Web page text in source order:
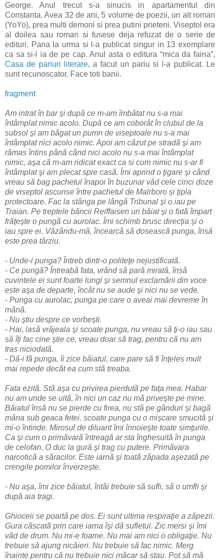
George. Anul trecut s-a sinucis in apartamentul din
Constanta. Avea 32 de ani, 5 volume de poezii, un alt roman
(YoYo), prea multi demoni si prea putini prieteni. Viseptol era
al doilea sau roman si fusese deja refuzat de o serie de
edituri. Pana la urma si l-a publicat singur in 13 exemplare
ca sa si-l ia de pe cap. Anul asta o editura “mica da faina”,
Casa de pariuri literare, a facut un pariu si l-a publicat. Le
sunt recunoscator. Face toti banii.
fragment
Am intrat în bar şi după ce m-am îmbătat nu s-a mai
întâmplat nimic acolo. După ce am coborât în clubul de la
subsol şi am băgat un pumn de viseptoale nu s-a mai
întâmplat nici acolo nimic. Apoi am căzut pe stradă şi am
rămas întins până când nici acolo nu s-a mai întâmplat
nimic, aşa că m-am ridicat exact ca si cum nimic nu s-ar fi
întâmplat şi am plecat spre casă. Îmi aprind o ţigare şi când
vreau să bag pachetul înapoi în buzunar văd cele cinci doze
de viseptol ascunse între pachetul de Malrboro şi ţipla
protectoare. Fac la stânga pe lângă Tribunal şi o iau pe
Traian. Pe treptele băncii Reiffaisen un băiat şi o fată împart
frăţeşte o pungă cu aurolac. Îmi schimb brusc direcţia şi o
iau spre ei. Văzându-mă, încearcă să dosească punga, însă
este prea târziu.
- Unde-i punga? Întreb dintr-o politeţe nejustificată.
- Ce pungă? Întreabă fata, vrând să pară mirată, însă
cuvintele ei sunt foarte lungi şi semnul exclamării din voce
este aşa de departe, încât nu se aude şi nici nu se vede.
- Punga cu aurolac, punga pe care o aveai mai devreme în
mână.
- Nu ştiu despre ce vorbeşti.
- Hai, lasă vrăjeala şi scoate punga, nu vreau să ţi-o iau sau
să îţi fac cine ştie ce, vreau doar să trag, pentru că nu am
tras niciodată.
- Dă-i fă punga, îi zice băiatul, care pare să fi înţeles mult
mai repede decât ea cum stă treaba.
Fata ezită. Stă aşa cu privirea pierdută pe faţa mea. Habar
nu am unde se uită, în nici un caz nu mă priveşte pe mine.
Băiatul însă nu se pierde cu firea, nu stă pe gânduri şi bagă
mâna sub geaca fetei, scoate punga cu o mişcare smucită şi
mi-o întinde. Mirosul de diluant îmi înnoieşte toate simţurile.
Ca şi cum o primăvară întreagă ar sta înghesuită în punga
de celofan. O duc la gură şi trag cu putere. Primăvara
narcotică a săracilor. Este iarnă şi toată zăpada aşezată pe
crengile pomilor înverzeşte.
- Nu aşa, îmi zice băiatul, întâi trebuie să sufli, să o umfli şi
după aia tragi.
Ghioceii se poartă pe dos. Ei sunt ultima respiraţie a zăpezii.
Gura căscată prin care iarna îşi dă sufletul. Zic mersi şi îmi
văd de drum. Nu mi-e foame. Nu mai am nici o obligaţie. Nu
trebuie să ajung nicăieri. Nu trebuie să fac nimic. Merg
înainte pentru că nu trebuie nici măcar să stau. Pot să mă